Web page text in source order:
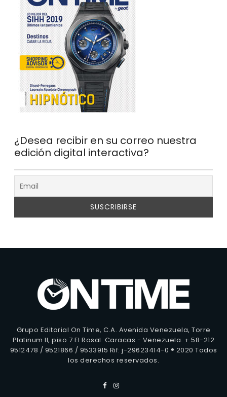
¿Desea recibir en su correo nuestra
edición digital interactiva?
Grupo Editorial On Time, C.A. Avenida Venezuela, Torre
Platinum II, piso 7 El Rosal. Caracas - Venezuela. + 58-212
9512478 / 9521866 / 9533915 Rif: j-29623414-0 ® 2020 Todos
los derechos reservados.